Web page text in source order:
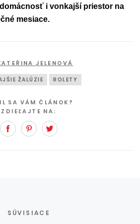
i vonkajší priestor na
mesiace.
JELENOVÁ
ŽALÚZIE ROLETY
SA VÁM ČLÁNOK?
ZDIEĽAJTE NA:
FacebookPinterest
SÚVISIACE